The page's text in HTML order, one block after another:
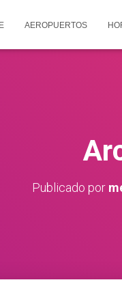
AEROPUERTOS
Publicado por